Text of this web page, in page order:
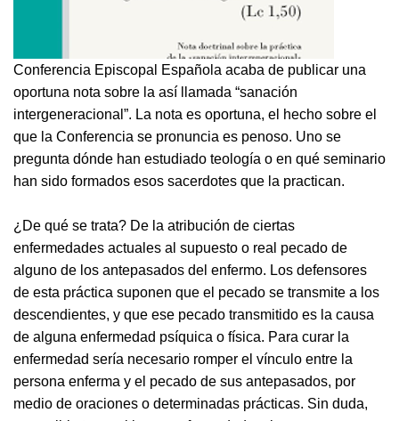
Conferencia Episcopal Española acaba de publicar una
oportuna nota sobre la así llamada “sanación
intergeneracional”. La nota es oportuna, el hecho sobre el
que la Conferencia se pronuncia es penoso. Uno se
pregunta dónde han estudiado teología o en qué seminario
han sido formados esos sacerdotes que la practican.
¿De qué se trata? De la atribución de ciertas
enfermedades actuales al supuesto o real pecado de
alguno de los antepasados del enfermo. Los defensores
de esta práctica suponen que el pecado se transmite a los
descendientes, y que ese pecado transmitido es la causa
de alguna enfermedad psíquica o física. Para curar la
enfermedad sería necesario romper el vínculo entre la
persona enferma y el pecado de sus antepasados, por
medio de oraciones o determinadas prácticas. Sin duda,